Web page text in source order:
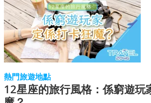
熱門旅遊地點
12星座的旅行風格：係窮遊玩